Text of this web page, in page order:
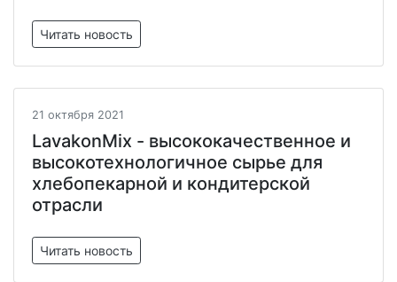
Читать новость
21 октября 2021
LavakonMix - высококачественное и
высокотехнологичное сырье для
хлебопекарной и кондитерской
отрасли
Читать новость